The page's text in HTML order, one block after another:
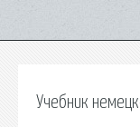
Учебник